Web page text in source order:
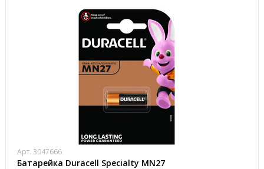
Арт. 3047666
Батарейка Duracell Specialty MN27